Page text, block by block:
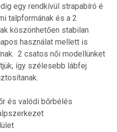
egy rendkívül strapabíró é
talpformának és a 2
köszönhetően stabilan
használat mellett is
2 csatos női modellünket
így szélesebb lábfej
és valódi bőrbélés